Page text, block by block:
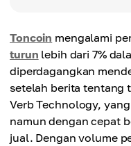
Toncoin mengalami
turun lebih dari 7%
diperdagangkan
setelah berita tentang
Verb Technology,
namun dengan cepat
jual. Dengan volume